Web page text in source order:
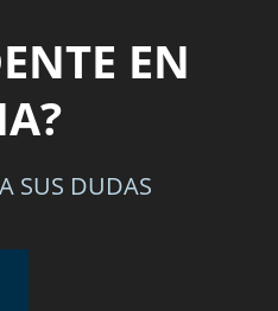
EN
SUS DUDAS